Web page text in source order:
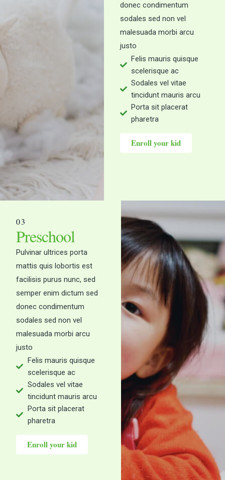
donec condimentum
sodales sed non vel
malesuada morbi arcu
justo
Felis mauris quisque
scelerisque ac
Sodales vel vitae
tincidunt mauris arcu
Porta sit placerat
pharetra
Enroll your kid
03
Preschool
Pulvinar ultrices porta
mattis quis lobortis est
facilisis purus nunc, sed
semper enim dictum sed
donec condimentum
sodales sed non vel
malesuada morbi arcu
justo
Felis mauris quisque
scelerisque ac
Sodales vel vitae
tincidunt mauris arcu
Porta sit placerat
pharetra
Enroll your kid